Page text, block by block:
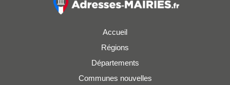
Accueil
Régions
Départements
Communes nouvelles